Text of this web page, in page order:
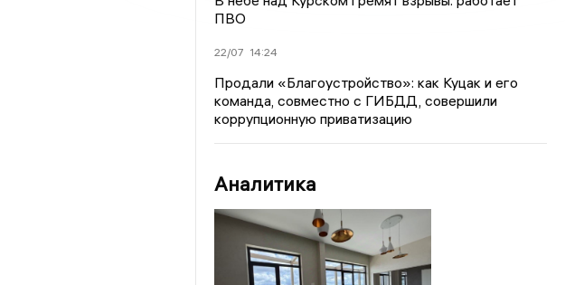
ПВО
22/07 14:24
Продали «Благоустройство»: как Куцак и его
команда, совместно с ГИБДД, совершили
коррупционную приватизацию
Аналитика